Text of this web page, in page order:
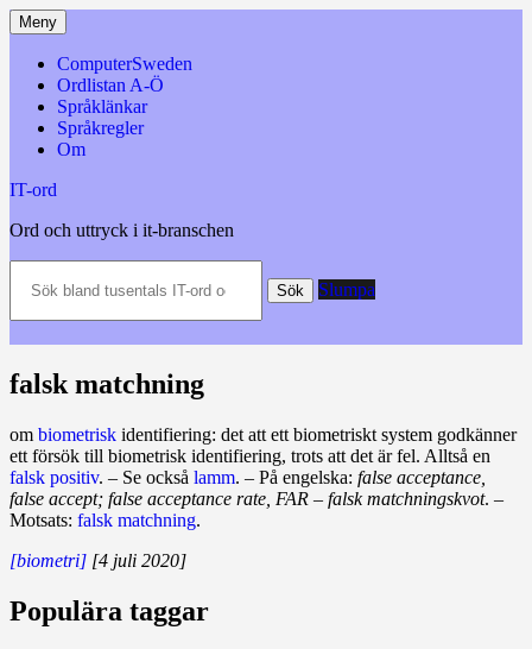
Hoppa
till
innehåll
Meny
ComputerSweden
Ordlistan A-Ö
Språklänkar
Språkregler
Om
IT-ord
Ord och uttryck i it-branschen
bland
och
datatermer
Sök Slumpa
falsk matchning
om biometrisk identifiering: det att ett biometriskt system godkänner
ett försök till biometrisk identifiering, trots att det är fel. Alltså en
falsk positiv. – Se också lamm. – På engelska: false acceptance,
false accept; false acceptance rate, FAR – falsk matchningskvot. –
Motsats: falsk matchning.
[biometri] [4 juli 2020]
Populära taggar